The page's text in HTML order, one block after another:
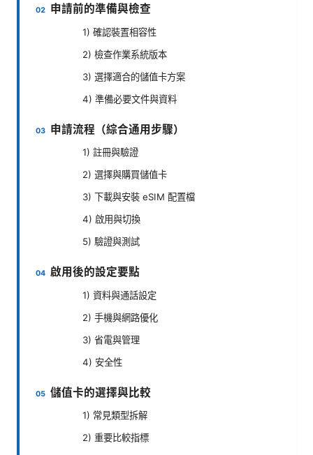
申請前的準備與檢查
1) 確認裝置相容性
2) 檢查作業系統版本
3) 選擇適合的儲值卡方案
4) 準備必要文件與資料
申請流程（綜合通用步驟）
1) 註冊與驗證
2) 選擇與購買儲值卡
3) 下載與安裝 eSIM 配置檔
4) 啟用與切換
5) 驗證與測試
啟用後的設定要點
1) 資料與通話設定
2) 手機與網路優化
3) 省電與管理
4) 安全性
儲值卡的選擇與比較
1) 常見類型拆解
2) 重要比較指標